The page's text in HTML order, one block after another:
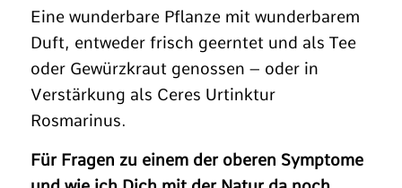
Eine wunderbare Pflanze mit wunderbarem
Duft, entweder frisch geerntet und als Tee
oder Gewürzkraut genossen – oder in
Verstärkung als Ceres Urtinktur
Rosmarinus.
Für Fragen zu einem der oberen Symptome